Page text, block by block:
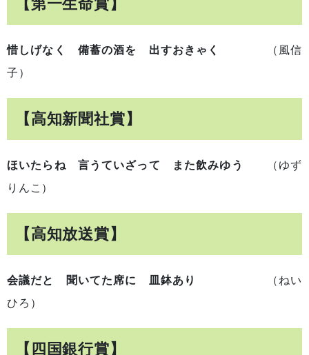
【第一生命賞】
惜しげなく 備蓄の酒を 出すおきゃく
（風信
子）
【高知新聞社賞】
ほいたらね 言うていざって また飲みゆう
（ゆず
りんこ）
【高知放送賞】
会議だと 聞いてた席に 皿鉢あり
（ねい
ひろ）
【四国銀行賞】